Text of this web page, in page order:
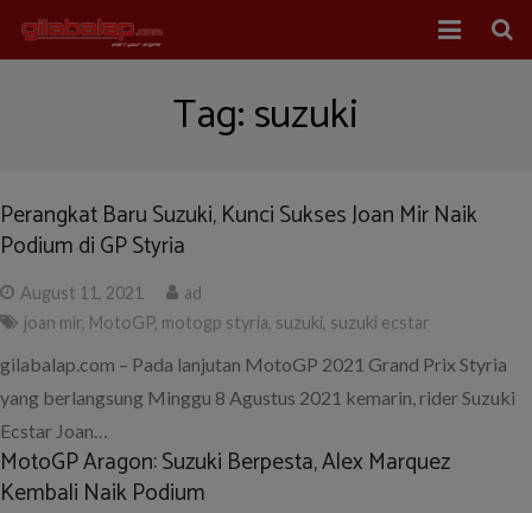
About Us
Tag:suzuki
Perangkat Baru Suzuki, Kunci Sukses Joan Mir Naik
Podium di GP Styria
August 11, 2021
ad
joan mir, MotoGP, motogp styria, suzuki, suzuki ecstar
gilabalap.com – Pada lanjutan MotoGP 2021 Grand Prix Styria
yang berlangsung Minggu 8 Agustus 2021 kemarin, rider Suzuki
Ecstar Joan…
MotoGP Aragon: Suzuki Berpesta, Alex Marquez
Kembali Naik Podium